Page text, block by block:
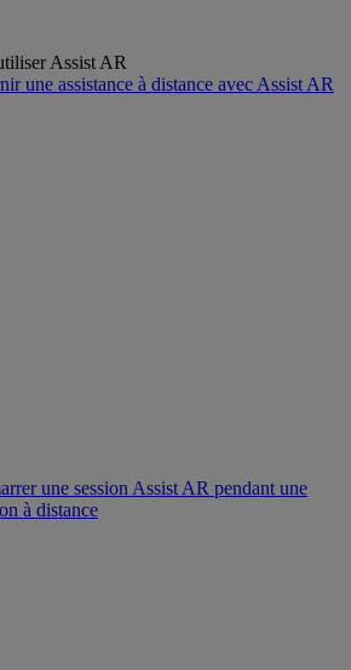
Assist AR
une assistance à distance avec Assist AR
une session Assist AR pendant une
à distance